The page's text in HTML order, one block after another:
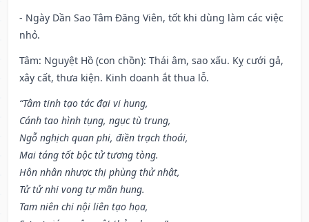
- Ngày Dần Sao Tâm Đăng Viên, tốt khi dùng làm các việc
nhỏ.
Tâm: Nguyệt Hồ (con chồn): Thái âm, sao xấu. Kỵ cưới gả,
xây cất, thưa kiện. Kinh doanh ắt thua lỗ.
“Tâm tinh tạo tác đại vi hung,
Cánh tao hình tụng, ngục tù trung,
Ngỗ nghịch quan phi, điền trạch thoái,
Mai táng tốt bộc tử tương tòng.
Hôn nhân nhược thị phùng thử nhật,
Tử tử nhi vong tự mãn hung.
Tam niên chi nội liên tạo họa,